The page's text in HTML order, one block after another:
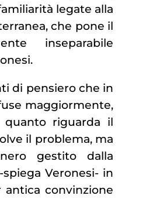
legate alla
che pone il
inseparabile
di pensiero che in
maggiormente,
riguarda il
il problema, ma
gestito dalla
Veronesi- in
antica convinzione